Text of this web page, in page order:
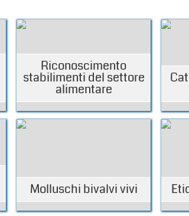
Riconoscimento
stabilimenti del settore
alimentare
Molluschi bivalvi vivi